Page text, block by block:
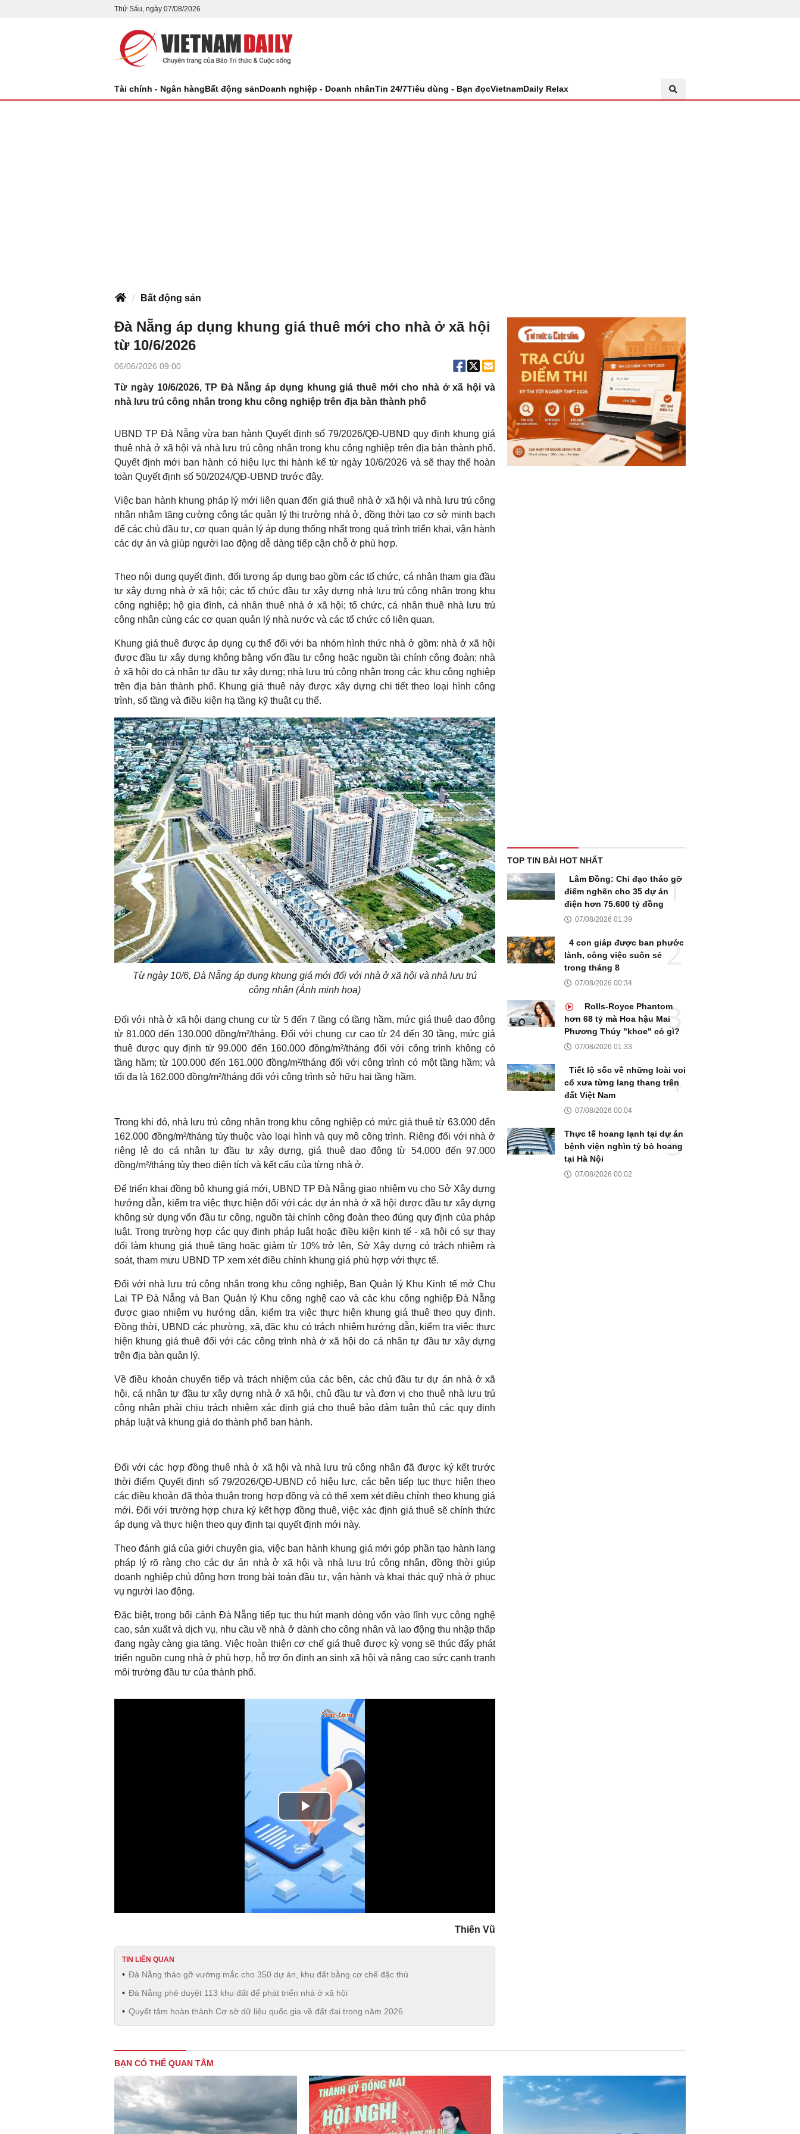
Thứ Sáu, ngày 07/08/2026
Tài chính - Ngân hàngBất động sảnDoanh nghiệp - Doanh nhânTin 24/7Tiêu dùng - Bạn đọcVietnamDaily Relax
Bất động sản
Đà Nẵng áp dụng khung giá thuê mới cho nhà ở xã hội
từ 10/6/2026
06/06/2026 09:00
Từ ngày 10/6/2026, TP Đà Nẵng áp dụng khung giá thuê mới cho nhà ở xã hội và
nhà lưu trú công nhân trong khu công nghiệp trên địa bàn thành phố
UBND TP Đà Nẵng vừa ban hành Quyết định số 79/2026/QĐ-UBND quy định khung giá
thuê nhà ở xã hội và nhà lưu trú công nhân trong khu công nghiệp trên địa bàn thành phố.
Quyết định mới ban hành có hiệu lực thi hành kể từ ngày 10/6/2026 và sẽ thay thế hoàn
toàn Quyết định số 50/2024/QĐ-UBND trước đây.
Việc ban hành khung pháp lý mới liên quan đến giá thuê nhà ở xã hội và nhà lưu trú công
nhân nhằm tăng cường công tác quản lý thị trường nhà ở, đồng thời tạo cơ sở minh bạch
để các chủ đầu tư, cơ quan quản lý áp dụng thống nhất trong quá trình triển khai, vận hành
các dự án và giúp người lao động dễ dàng tiếp cận chỗ ở phù hợp.
Theo nội dung quyết định, đối tượng áp dụng bao gồm các tổ chức, cá nhân tham gia đầu
tư xây dựng nhà ở xã hội; các tổ chức đầu tư xây dựng nhà lưu trú công nhân trong khu
công nghiệp; hộ gia đình, cá nhân thuê nhà ở xã hội; tổ chức, cá nhân thuê nhà lưu trú
công nhân cùng các cơ quan quản lý nhà nước và các tổ chức có liên quan.
Khung giá thuê được áp dụng cụ thể đối với ba nhóm hình thức nhà ở gồm: nhà ở xã hội
được đầu tư xây dựng không bằng vốn đầu tư công hoặc nguồn tài chính công đoàn; nhà
ở xã hội do cá nhân tự đầu tư xây dựng; nhà lưu trú công nhân trong các khu công nghiệp
trên địa bàn thành phố. Khung giá thuê này được xây dựng chi tiết theo loại hình công
trình, số tầng và điều kiện hạ tầng kỹ thuật cụ thể.
Từ ngày 10/6, Đà Nẵng áp dụng khung giá mới đối với nhà ở xã hội và nhà lưu trú
công nhân (Ảnh minh họa)
Đối với nhà ở xã hội dạng chung cư từ 5 đến 7 tầng có tầng hầm, mức giá thuê dao động
từ 81.000 đến 130.000 đồng/m²/tháng. Đối với chung cư cao từ 24 đến 30 tầng, mức giá
thuê được quy định từ 99.000 đến 160.000 đồng/m²/tháng đối với công trình không có
tầng hầm; từ 100.000 đến 161.000 đồng/m²/tháng đối với công trình có một tầng hầm; và
tối đa là 162.000 đồng/m²/tháng đối với công trình sở hữu hai tầng hầm.
Trong khi đó, nhà lưu trú công nhân trong khu công nghiệp có mức giá thuê từ 63.000 đến
162.000 đồng/m²/tháng tùy thuộc vào loại hình và quy mô công trình. Riêng đối với nhà ở
riêng lẻ do cá nhân tự đầu tư xây dựng, giá thuê dao động từ 54.000 đến 97.000
đồng/m²/tháng tùy theo diện tích và kết cấu của từng nhà ở.
Để triển khai đồng bộ khung giá mới, UBND TP Đà Nẵng giao nhiệm vụ cho Sở Xây dựng
hướng dẫn, kiểm tra việc thực hiện đối với các dự án nhà ở xã hội được đầu tư xây dựng
không sử dụng vốn đầu tư công, nguồn tài chính công đoàn theo đúng quy định của pháp
luật. Trong trường hợp các quy định pháp luật hoặc điều kiện kinh tế - xã hội có sự thay
đổi làm khung giá thuê tăng hoặc giảm từ 10% trở lên, Sở Xây dựng có trách nhiệm rà
soát, tham mưu UBND TP xem xét điều chỉnh khung giá phù hợp với thực tế.
Đối với nhà lưu trú công nhân trong khu công nghiệp, Ban Quản lý Khu Kinh tế mở Chu
Lai TP Đà Nẵng và Ban Quản lý Khu công nghệ cao và các khu công nghiệp Đà Nẵng
được giao nhiệm vụ hướng dẫn, kiểm tra việc thực hiện khung giá thuê theo quy định.
Đồng thời, UBND các phường, xã, đặc khu có trách nhiệm hướng dẫn, kiểm tra việc thực
hiện khung giá thuê đối với các công trình nhà ở xã hội do cá nhân tự đầu tư xây dựng
trên địa bàn quản lý.
Về điều khoản chuyển tiếp và trách nhiệm của các bên, các chủ đầu tư dự án nhà ở xã
hội, cá nhân tự đầu tư xây dựng nhà ở xã hội, chủ đầu tư và đơn vị cho thuê nhà lưu trú
công nhân phải chịu trách nhiệm xác định giá cho thuê bảo đảm tuân thủ các quy định
pháp luật và khung giá do thành phố ban hành.
Đối với các hợp đồng thuê nhà ở xã hội và nhà lưu trú công nhân đã được ký kết trước
thời điểm Quyết định số 79/2026/QĐ-UBND có hiệu lực, các bên tiếp tục thực hiện theo
các điều khoản đã thỏa thuận trong hợp đồng và có thể xem xét điều chỉnh theo khung giá
mới. Đối với trường hợp chưa ký kết hợp đồng thuê, việc xác định giá thuê sẽ chính thức
áp dụng và thực hiện theo quy định tại quyết định mới này.
Theo đánh giá của giới chuyên gia, việc ban hành khung giá mới góp phần tạo hành lang
pháp lý rõ ràng cho các dự án nhà ở xã hội và nhà lưu trú công nhân, đồng thời giúp
doanh nghiệp chủ động hơn trong bài toán đầu tư, vận hành và khai thác quỹ nhà ở phục
vụ người lao động.
Đặc biệt, trong bối cảnh Đà Nẵng tiếp tục thu hút mạnh dòng vốn vào lĩnh vực công nghệ
cao, sản xuất và dịch vụ, nhu cầu về nhà ở dành cho công nhân và lao động thu nhập thấp
đang ngày càng gia tăng. Việc hoàn thiện cơ chế giá thuê được kỳ vọng sẽ thúc đẩy phát
triển nguồn cung nhà ở phù hợp, hỗ trợ ổn định an sinh xã hội và nâng cao sức cạnh tranh
môi trường đầu tư của thành phố.
Play
Video
Thiên Vũ
TIN LIÊN QUAN
Đà Nẵng tháo gỡ vướng mắc cho 350 dự án, khu đất bằng cơ chế đặc thù
Đà Nẵng phê duyệt 113 khu đất để phát triển nhà ở xã hội
Quyết tâm hoàn thành Cơ sở dữ liệu quốc gia về đất đai trong năm 2026
TOP TIN BÀI HOT NHẤT
Lâm Đồng: Chỉ đạo tháo gỡ
điểm nghẽn cho 35 dự án
điện hơn 75.600 tỷ đồng
07/08/2026 01:39
4 con giáp được ban phước
lành, công việc suôn sẻ
trong tháng 8
07/08/2026 00:34
Rolls-Royce Phantom
hơn 68 tỷ mà Hoa hậu Mai
Phương Thúy "khoe" có gì?
07/08/2026 01:33
Tiết lộ sốc về những loài voi
cổ xưa từng lang thang trên
đất Việt Nam
07/08/2026 00:04
Thực tế hoang lạnh tại dự án
bệnh viện nghìn tỷ bỏ hoang
tại Hà Nội
07/08/2026 00:02
BẠN CÓ THỂ QUAN TÂM